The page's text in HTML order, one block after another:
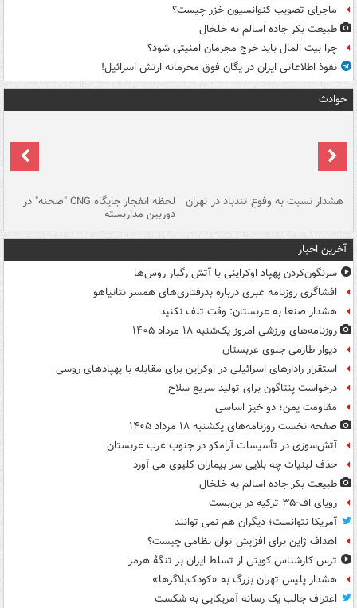
ماجرای تصویب کنوانسیون خزر چیست؟
طبیعت بکر جاده اسالم به خلخال
چرا بیت المال باید خرج مجرمان امنیتی شود؟
نفوذ اطلاعاتی ایران در یگان فوق محرمانه ارتش اسرائیل!
حوادث
هشدار نسبت به وفوع تندباد در تهران لحظه انفجار جایگاه CNG "صحنه" در
دوربین مداربسته
آخرین اخبار
سرنگون‌کردن پهپاد اوکراینی با آتش رگبار روس‌ها
افشاگری روزنامه عبری درباره بدرفتاری‌های همسر نتانیاهو
هشدار صنعا به عربستان: وقت تلف نکنید
روزنامه‌های ورزشی امروز یک‌شنبه ۱۸ مرداد ۱۴۰۵
دیوار طارمی جلوی عربستان
استقرار رادارهای اسرائیلی در اوکراین برای مقابله با پهپادهای روسی
درخواست پنتاگون برای تولید سریع سلاح
مقاومت یمن؛ دو خیز اساسی
صفحه نخست روزنامه‌های یکشنبه ۱۸ مرداد ۱۴۰۵
آتش‌سوزی در تأسیسات آرامکو در جنوب غرب عربستان
حذف لبنیات چه بلایی سر بیماران کلیوی می آورد
طبیعت بکر جاده اسالم به خلخال
رویای اف-۳۵ ترکیه در بن‌بست
آمریکا نتوانست؛ دیگران هم نمی توانند
اهداف ژاپن برای افزایش توان نظامی چیست؟
ترس کارشناس کویتی از تسلط ایران بر تنگۀ هرمز
هشدار پلیس تهران بزرگ به «کودک‌بلاگرها»
اعتراف جالب یک رسانه آمریکایی به شکست